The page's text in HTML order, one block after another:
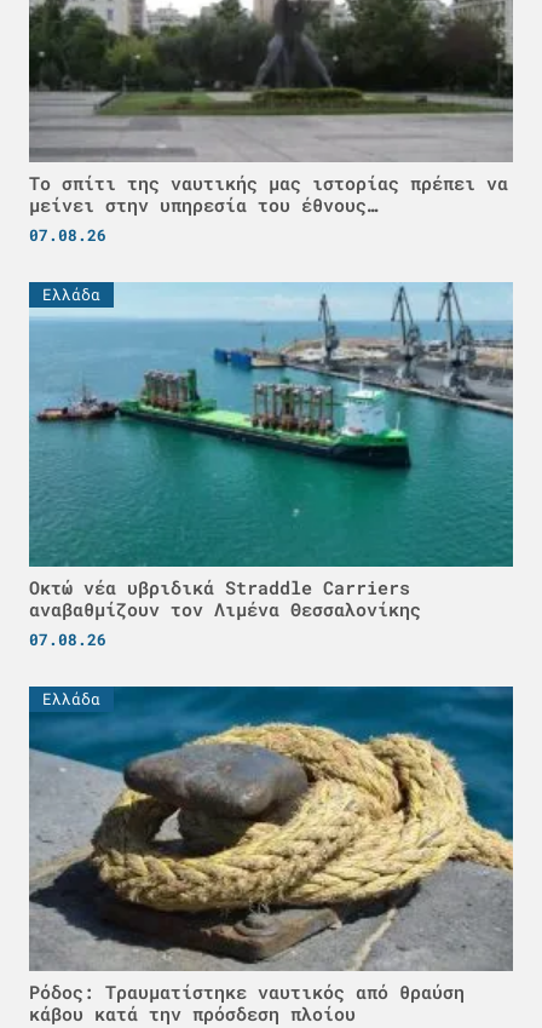
Το σπίτι της ναυτικής μας ιστορίας πρέπει να
μείνει στην υπηρεσία του έθνους…
07.08.26
Ελλάδα
Οκτώ νέα υβριδικά Straddle Carriers
αναβαθμίζουν τον Λιμένα Θεσσαλονίκης
07.08.26
Ελλάδα
Ρόδος: Τραυματίστηκε ναυτικός από θραύση
κάβου κατά την πρόσδεση πλοίου